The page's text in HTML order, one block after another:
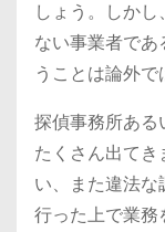
しょう。しか
ない事業者で
うことは論外で
探偵事務所あ
たくさん出て
い、また違法
行った上で業